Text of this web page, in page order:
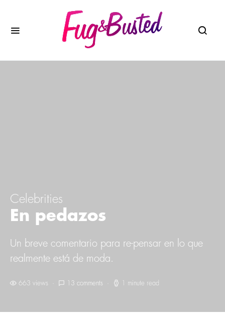
Celebrities
En pedazos
Un breve comentario para re-pensar en lo que
realmente está de moda.
663 views 13 comments 1 minute read